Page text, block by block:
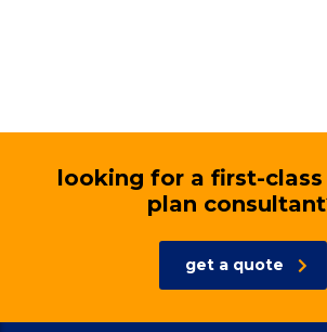
looking for a first-class
plan
get a quote